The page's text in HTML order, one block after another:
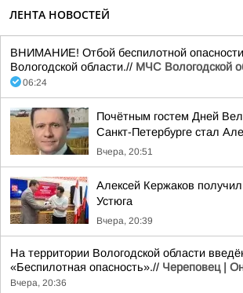
ЛЕНТА НОВОСТЕЙ
ВНИМАНИЕ! Отбой беспилотной опасности
Вологодской области.// МЧС Вологодской
06:24
Почётным гостем Дней
Санкт-Петербурге стал
Вчера, 20:51
Алексей Кержаков
Устюга
Вчера, 20:39
На территории Вологодской области
«Беспилотная опасность».// Череповец |
Вчера, 20:36